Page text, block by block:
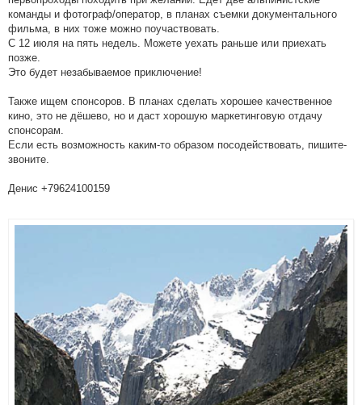
команды и фотограф/оператор, в планах съемки документального
фильма, в них тоже можно поучаствовать.
С 12 июля на пять недель. Можете уехать раньше или приехать
позже.
Это будет незабываемое приключение!
Также ищем спонсоров. В планах сделать хорошее качественное
кино, это не дёшево, но и даст хорошую маркетинговую отдачу
спонсорам.
Если есть возможность каким-то образом посодействовать, пишите-
звоните.
Денис +79624100159